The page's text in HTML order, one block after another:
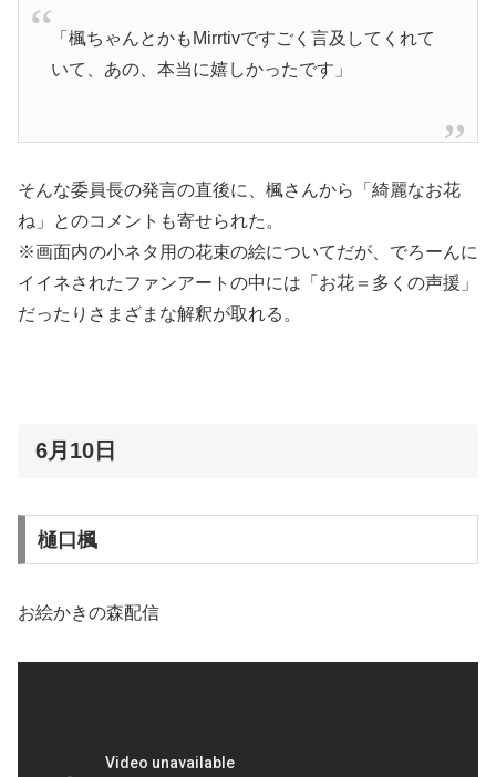
「楓ちゃんとかもMirrtivですごく言及してくれて
いて、あの、本当に嬉しかったです」
そんな委員長の発言の直後に、楓さんから「 綺麗なお花
ね」とのコメントも寄せられた。
※画面内の小ネタ用の花束の絵についてだが、でろーんに
イイネされたファンアートの中には「お花＝多くの声援」
だったりさまざまな解釈が取れる。
6月10日
樋口楓
お絵かきの森配信